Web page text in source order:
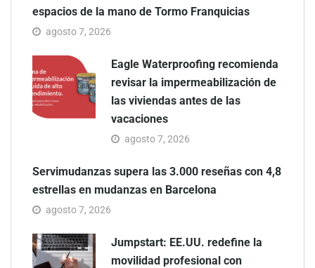
espacios de la mano de Tormo Franquicias
agosto 7, 2026
Eagle Waterproofing recomienda
revisar la impermeabilización de
las viviendas antes de las
vacaciones
agosto 7, 2026
Servimudanzas supera las 3.000 reseñas con 4,8
estrellas en mudanzas en Barcelona
agosto 7, 2026
Jumpstart: EE.UU. redefine la
movilidad profesional con